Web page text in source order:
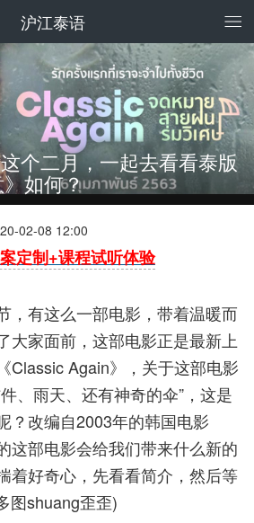
沪江泰语
个二月，一起去看看泰版
如何？
02-08 12:00
定制+课程试听体验
，有这么一部电影，带着温暖而
大家面前，这部电影正是最新上
Classic Again》，关于这部电影
、雨天、还有神奇的伞”，这是
？改编自2003年的韩国电影
这部电影会给我们带来什么新的
着好奇心，先看看简介，然后等
图shuang歪歪)